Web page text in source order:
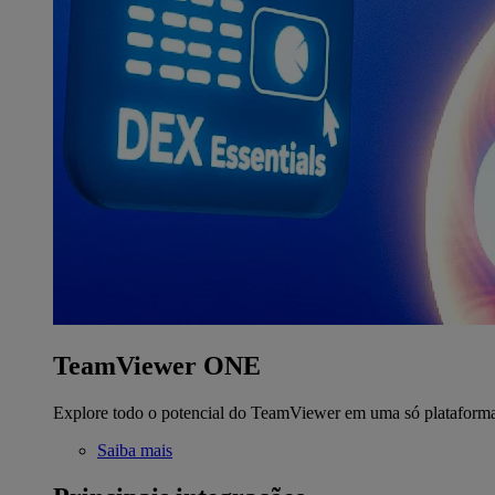
TeamViewer ONE
Explore todo o potencial do TeamViewer em uma só
Saiba mais